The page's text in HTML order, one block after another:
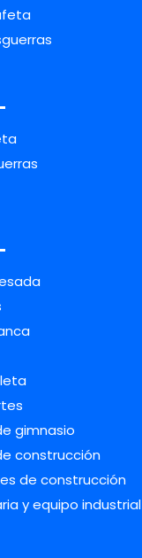
gimnasio
construcción
de construcción
y equipo industrial